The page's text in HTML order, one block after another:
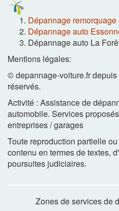
Dépannage remorquage
Dépannage auto
Dépannage auto La
Mentions légales:
© depannage-voiture.fr
réservés.
Activité : Assistance de
automobile. Services
entreprises / garages
Toute reproduction partielle
contenu en termes de textes,
poursuites judiciaires.
Zones de services de